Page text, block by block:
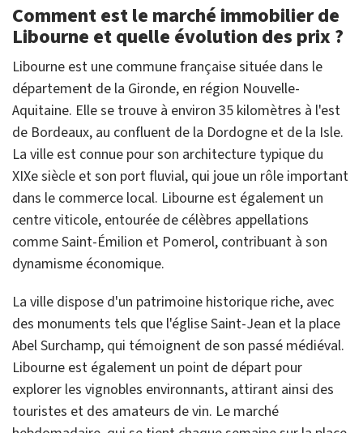
Comment est le marché immobilier de
Libourne et quelle évolution des prix ?
Libourne est une commune française située dans le
département de la Gironde, en région Nouvelle-
Aquitaine. Elle se trouve à environ 35 kilomètres à l'est
de Bordeaux, au confluent de la Dordogne et de la Isle.
La ville est connue pour son architecture typique du
XIXe siècle et son port fluvial, qui joue un rôle important
dans le commerce local. Libourne est également un
centre viticole, entourée de célèbres appellations
comme Saint-Émilion et Pomerol, contribuant à son
dynamisme économique.
La ville dispose d'un patrimoine historique riche, avec
des monuments tels que l'église Saint-Jean et la place
Abel Surchamp, qui témoignent de son passé médiéval.
Libourne est également un point de départ pour
explorer les vignobles environnants, attirant ainsi des
touristes et des amateurs de vin. Le marché